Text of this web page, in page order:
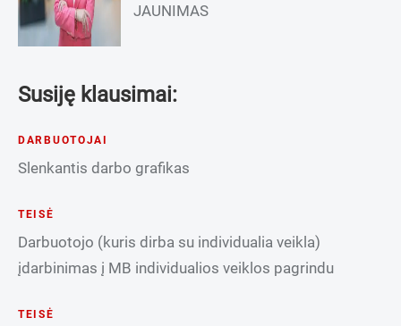
JAUNIMAS
Susiję klausimai:
DARBUOTOJAI
Slenkantis darbo grafikas
TEISĖ
Darbuotojo (kuris dirba su individualia veikla)
įdarbinimas į MB individualios veiklos pagrindu
TEISĖ